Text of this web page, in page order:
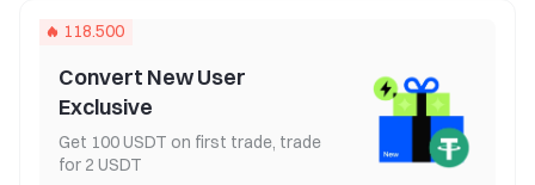
118.500
Convert New User
Exclusive
Get 100 USDT on first trade, trade
for 2 USDT